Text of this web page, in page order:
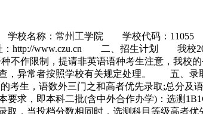
校名称：常州工学院 学校代码：
www.czu.cn 二、招生计划 我校2016年
作限制，提请非英语语种考生注意，我
查，异常者按照学校有关规定处理。 五
考生，语数外三门之和高者优先录取;总
求，即本科二批(含中外合作办学)：选测
取，当投档分数相同时，选测科目等级高